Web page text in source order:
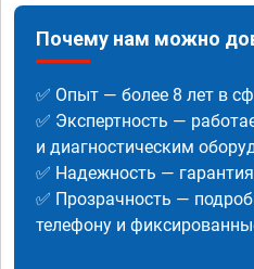
Почему нам можно
✅ Опыт — более 8 лет в
✅ Экспертность —
и диагностическим
✅ Надежность —
✅ Прозрачность —
телефону и